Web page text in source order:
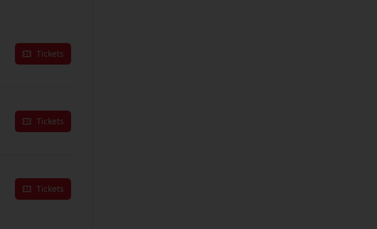
Tickets
Tickets
Tickets